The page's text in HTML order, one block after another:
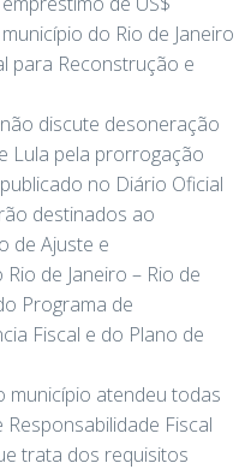
do Rio de Janeiro
para Reconstrução e
discute desoneração
Lula pela prorrogação
no Diário Oficial
destinados ao
de Ajuste e
de Janeiro – Rio de
Programa de
Fiscal e do Plano de
município atendeu todas
Fiscal
trata dos requisitos